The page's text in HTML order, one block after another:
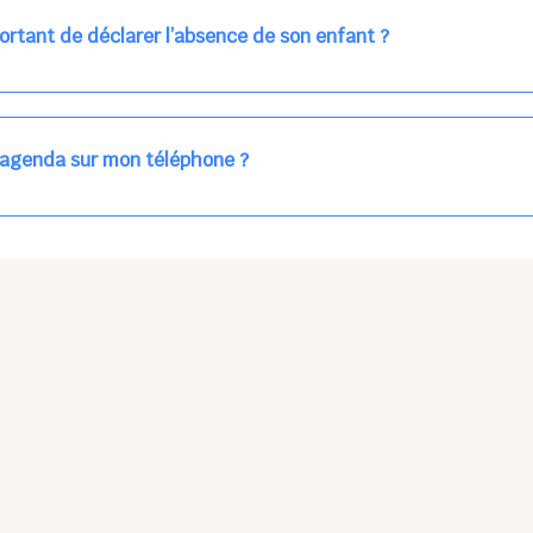
de déclarer l’absence de son enfant ?
enfants à accueillir, et ajuster les plannings au mieux.
car les repas sont commandés à l’avance.
sur mon téléphone ?
sur l'App Store ni Google Play car il s'agit d'une Web App,